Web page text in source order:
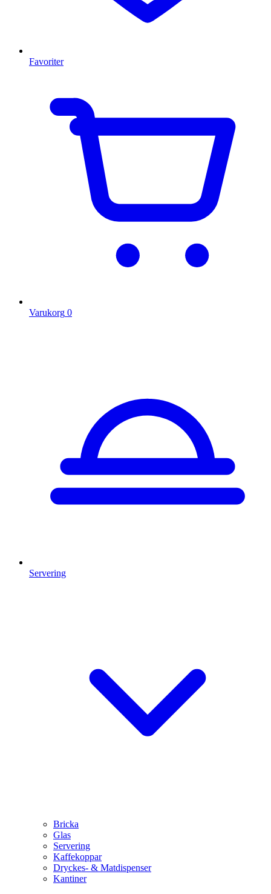
Favoriter
Varukorg 0
Servering
Bricka
Glas
Servering
Kaffekoppar
Dryckes- & Matdispenser
Kantiner